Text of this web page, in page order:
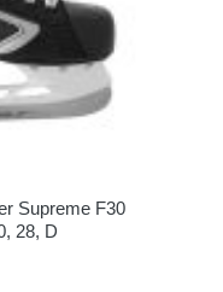
Supreme F30
28, D